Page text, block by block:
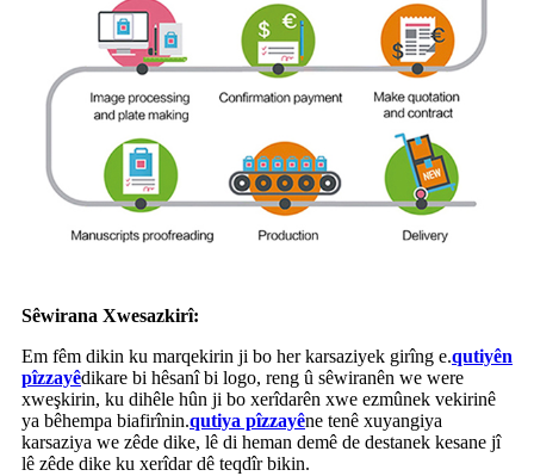
Sêwirana Xwesazkirî:
Em fêm dikin ku marqekirin ji bo her karsaziyek girîng e.qutiyên
pîzzayêdikare bi hêsanî bi logo, reng û sêwiranên we were
xweşkirin, ku dihêle hûn ji bo xerîdarên xwe ezmûnek vekirinê
ya bêhempa biafirînin.qutiya pîzzayêne tenê xuyangiya
karsaziya we zêde dike, lê di heman demê de destanek kesane jî
lê zêde dike ku xerîdar dê teqdîr bikin.